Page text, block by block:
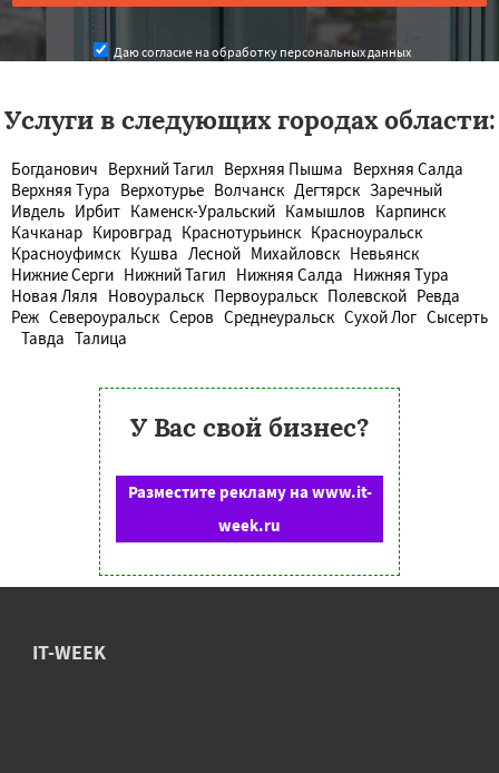
Даю согласие на обработку персональных данных
Услуги в следующих городах области:
Богданович Верхний Тагил Верхняя Пышма Верхняя Салда
Верхняя Тура Верхотурье Волчанск Дегтярск Заречный
Ивдель Ирбит Каменск-Уральский Камышлов Карпинск
Качканар Кировград Краснотурьинск Красноуральск
Красноуфимск Кушва Лесной Михайловск Невьянск
Нижние Серги Нижний Тагил Нижняя Салда Нижняя Тура
Новая Ляля Новоуральск Первоуральск Полевской Ревда
Реж Североуральск Серов Среднеуральск Сухой Лог Сысерть
Тавда Талица
У Вас свой бизнес?
Разместите рекламу на www.it-
week.ru
IT-WEEK